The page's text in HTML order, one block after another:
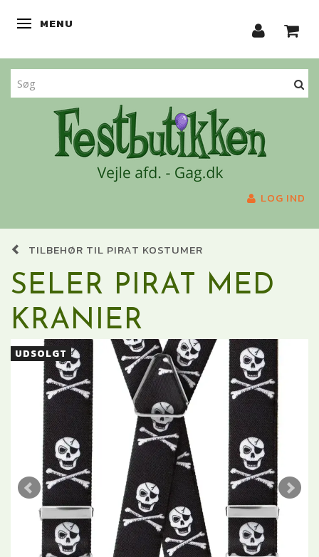
SKIFTE NAVIGATION
MENU
LOG IND
TILBEHØR TIL PIRAT KOSTUMER
SELER PIRAT MED
KRANIER
UDSOLGT